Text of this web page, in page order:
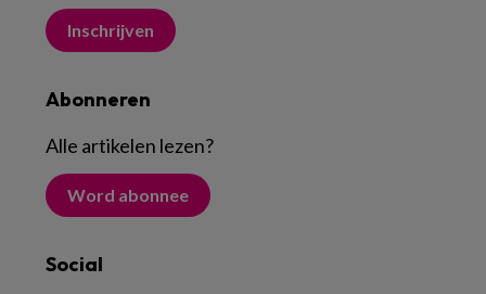
Inschrijven
Abonneren
Alle artikelen lezen?
Word abonnee
Social